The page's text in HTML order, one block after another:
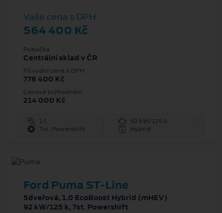
Vaše cena s DPH
564 400 Kč
Pobočka
Centrální sklad v ČR
Původní cena s DPH
778 400 Kč
Cenové zvýhodnění
214 000 Kč
1 l
92 kW/125 k
7st. Powershift
Hybrid
Ford Puma ST-Line
5dveřová, 1.0 EcoBoost Hybrid (mHEV)
92 kW/125 k, 7st. Powershift